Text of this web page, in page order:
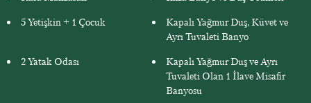
5 Yetişkin + 1 Çocuk
Kapalı Yağmur Duş, Küvet ve
Ayrı Tuvaleti Banyo
2 Yatak Odası
Kapalı Yağmur Duş ve Ayrı
Tuvaleti Olan 1 İlave Misafir
Banyosu